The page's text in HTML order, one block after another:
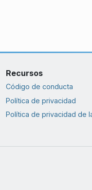
Recursos
Código de conducta
Política de privacidad
Política de privacidad de